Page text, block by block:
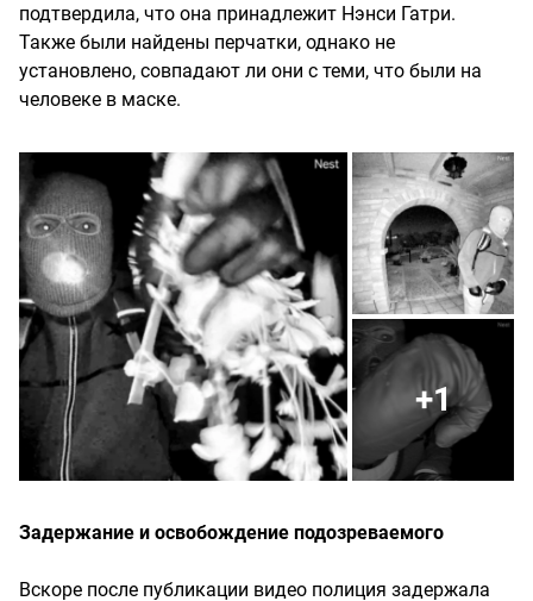
подтвердила, что она принадлежит Нэнси Гатри.
Также были найдены перчатки, однако не
установлено, совпадают ли они с теми, что были на
человеке в маске.
+1
Задержание и освобождение подозреваемого
Вскоре после публикации видео полиция задержала